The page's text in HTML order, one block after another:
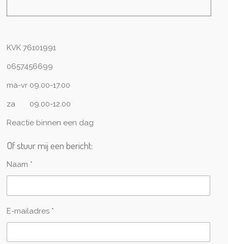
KVK 76101991
0657456699
ma-vr 09.00-17.00
za 09.00-12.00
Reactie binnen een dag
Of stuur mij een bericht:
Naam *
E-mailadres *